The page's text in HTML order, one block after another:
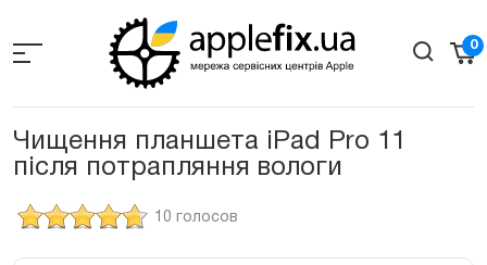
the
0
Чищення планшета iPad Pro 11
після потрапляння вологи
10 голосов